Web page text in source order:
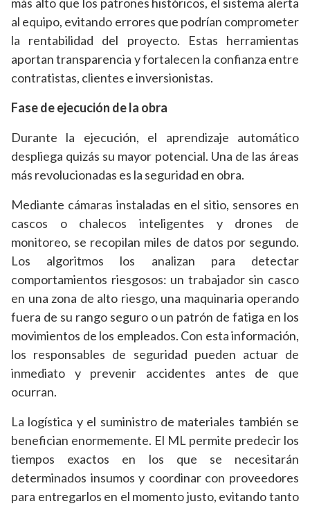
al equipo, evitando errores que podrían comprometer
la rentabilidad del proyecto. Estas herramientas
aportan transparencia y fortalecen la confianza entre
contratistas, clientes e inversionistas.
Fase de ejecución de la obra
Durante la ejecución, el aprendizaje automático
despliega quizás su mayor potencial. Una de las áreas
más revolucionadas es la seguridad en obra.
Mediante cámaras instaladas en el sitio, sensores en
cascos o chalecos inteligentes y drones de
monitoreo, se recopilan miles de datos por segundo.
Los algoritmos los analizan para detectar
comportamientos riesgosos: un trabajador sin casco
en una zona de alto riesgo, una maquinaria operando
fuera de su rango seguro o un patrón de fatiga en los
movimientos de los empleados. Con esta información,
los responsables de seguridad pueden actuar de
inmediato y prevenir accidentes antes de que
ocurran.
La logística y el suministro de materiales también se
benefician enormemente. El ML permite predecir los
tiempos exactos en los que se necesitarán
determinados insumos y coordinar con proveedores
para entregarlos en el momento justo, evitando tanto